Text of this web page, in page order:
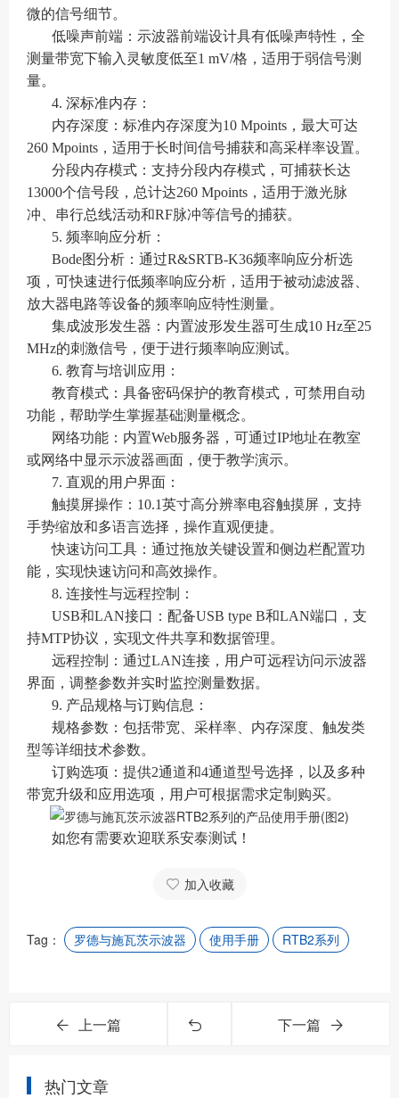
微的信号细节。
低噪声前端：示波器前端设计具有低噪声特性，全
测量带宽下输入灵敏度低至1 mV/格，适用于弱信号测
量。
4. 深标准内存：
内存深度：标准内存深度为10 Mpoints，最大可达
260 Mpoints，适用于长时间信号捕获和高采样率设置。
分段内存模式：支持分段内存模式，可捕获长达
13000个信号段，总计达260 Mpoints，适用于激光脉
冲、串行总线活动和RF脉冲等信号的捕获。
5. 频率响应分析：
Bode图分析：通过R&SRTB-K36频率响应分析选
项，可快速进行低频率响应分析，适用于被动滤波器、
放大器电路等设备的频率响应特性测量。
集成波形发生器：内置波形发生器可生成10 Hz至25
MHz的刺激信号，便于进行频率响应测试。
6. 教育与培训应用：
教育模式：具备密码保护的教育模式，可禁用自动
功能，帮助学生掌握基础测量概念。
网络功能：内置Web服务器，可通过IP地址在教室
或网络中显示示波器画面，便于教学演示。
7. 直观的用户界面：
触摸屏操作：10.1英寸高分辨率电容触摸屏，支持
手势缩放和多语言选择，操作直观便捷。
快速访问工具：通过拖放关键设置和侧边栏配置功
能，实现快速访问和高效操作。
8. 连接性与远程控制：
USB和LAN接口：配备USB type B和LAN端口，支
持MTP协议，实现文件共享和数据管理。
远程控制：通过LAN连接，用户可远程访问示波器
界面，调整参数并实时监控测量数据。
9. 产品规格与订购信息：
规格参数：包括带宽、采样率、内存深度、触发类
型等详细技术参数。
订购选项：提供2通道和4通道型号选择，以及多种
带宽升级和应用选项，用户可根据需求定制购买。
如您有需要欢迎联系安泰测试！
加入收藏
Tag： 罗德与施瓦茨示波器 使用手册 RTB2系列
上一篇 下一篇
热门文章